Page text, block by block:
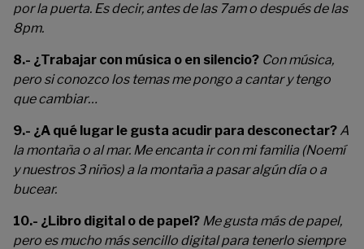
por la puerta. Es decir, antes de las 7am o después de las
8pm.
8.- ¿Trabajar con música o en silencio? Con música,
pero si conozco los temas me pongo a cantar y tengo
que cambiar…
9.- ¿A qué lugar le gusta acudir para desconectar? A
la montaña o al mar. Me encanta ir con mi familia (Noemí
y nuestros 3 niños) a la montaña a pasar algún día o a
bucear.
10.- ¿Libro digital o de papel? Me gusta más de papel,
pero es mucho más sencillo digital para tenerlo siempre